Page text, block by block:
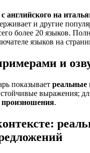
с английского на
и другие
более 20 языков.
языков на
и
показывает
выражения;
произношения.